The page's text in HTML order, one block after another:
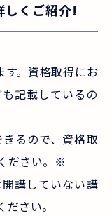
しくご紹介!
す。資格取得にお
記載しているの
きるので、資格取
ださい。※
講していない講
さい。